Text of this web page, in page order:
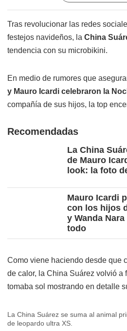
Tras revolucionar las redes
festejos navideños, la China
tendencia con su microbikini.
En medio de rumores que
y Mauro Icardi celebraron la
compañía de sus hijos, la top
Recomendadas
La China
de Mauro
look: la foto
Mauro Icardi
con los hijos
y Wanda
todo
Como viene haciendo desde que
de calor, la China Suárez volvió a
tomaba sol mostrando en detalle
La China Suárez se suma al animal
de leopardo ultra XS.